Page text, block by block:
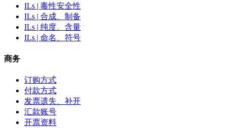
ILs | 毒性安全性
ILs | 合成、制备
ILs | 纯度、含量
ILs | 命名、符号
商务
订购方式
付款方式
发票遗失、补开
汇款账号
开票资料